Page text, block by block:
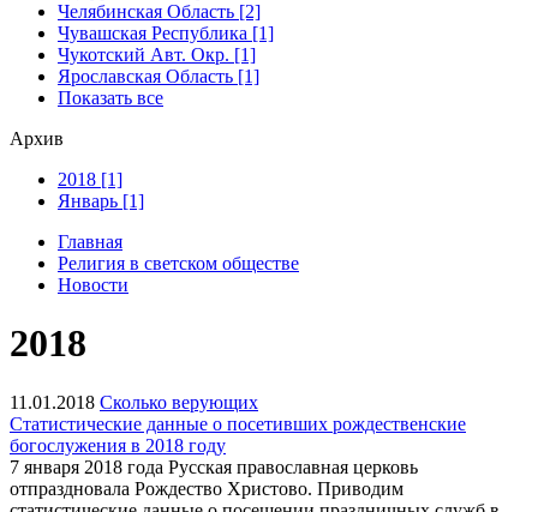
Челябинская Область [2]
Чувашская Республика [1]
Чукотский Авт. Окр. [1]
Ярославская Область [1]
Показать все
Архив
2018 [1]
Январь [1]
Главная
Религия в светском обществе
Новости
2018
11.01.2018 Сколько верующих
Статистические данные о посетивших рождественские
богослужения в 2018 году
7 января 2018 года Русская православная церковь
отпраздновала Рождество Христово. Приводим